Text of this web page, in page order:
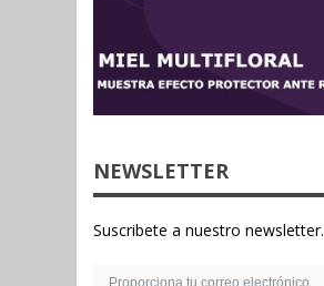
NEWSLETTER
Suscribete a nuestro newsletter.